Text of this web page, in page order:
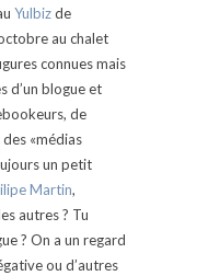
Yulbizde
au chalet
connues mais
d’un blogue et
de
«médias
un petit
Martin,
autres ? Tu
? On a un regard
ou d’autres